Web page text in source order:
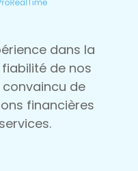
dans la
de nos
de
financières